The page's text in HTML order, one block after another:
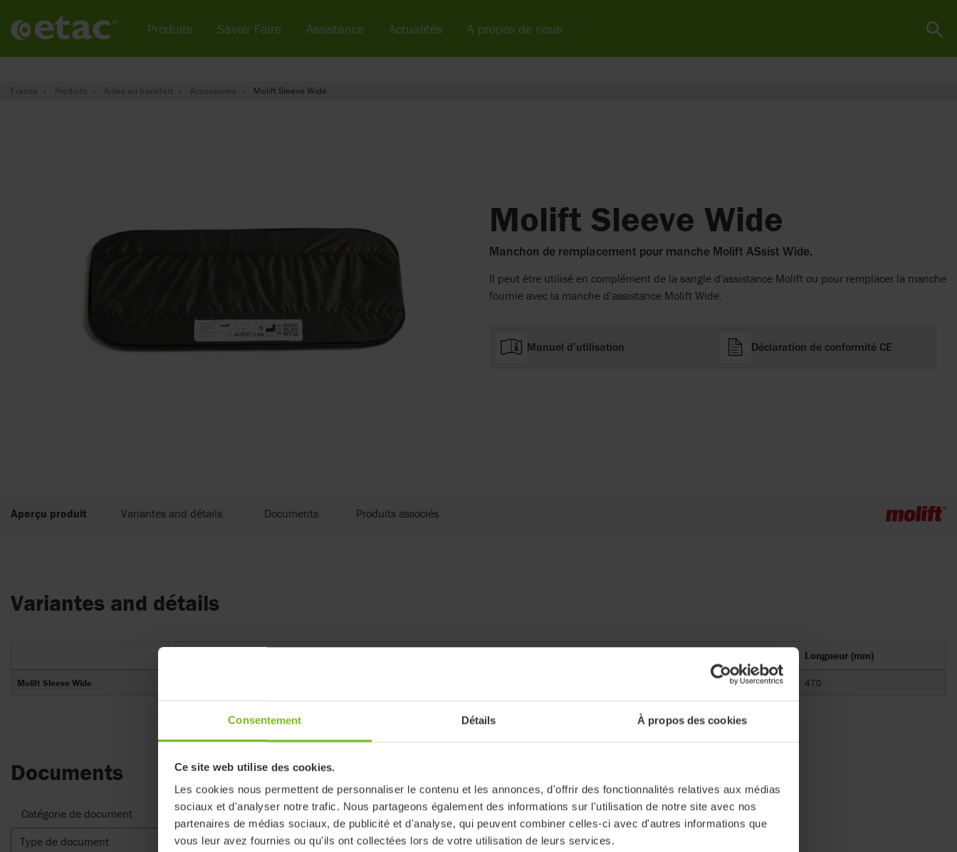
Consentement Détails À propos des cookies
Ce site web utilise des cookies.
Les cookies nous permettent de personnaliser le contenu et les annonces, d'offrir des fonctionnalités relatives aux médias
sociaux et d'analyser notre trafic. Nous partageons également des informations sur l'utilisation de notre site avec nos
partenaires de médias sociaux, de publicité et d'analyse, qui peuvent combiner celles-ci avec d'autres informations que
vous leur avez fournies ou qu'ils ont collectées lors de votre utilisation de leurs services.
France Produits Aides au transfert Accessoires Molift Sleeve Wide
Molift Sleeve Wide
Manchon de remplacement pour manche Molift ASsist Wide.
Il peut être utilisé en complément de la sangle d'assistance Molift ou pour remplacer la manche
fournie avec la manche d'assistance Molift Wide.
Manuel d’utilisation Déclaration de conformité CE
Aperçu produit Variantes and détails Documents Produits associés
Variantes and détails
Longueur (mm)
Molift Sleeve Wide 470
Documents
Catégorie de document
Type de document
Réinitialiser les filtres
Produits Savoir Faire Assistance Actualités A propos de nous